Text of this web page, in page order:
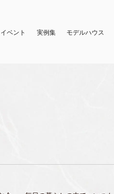
イベント 実例集 モデルハウス